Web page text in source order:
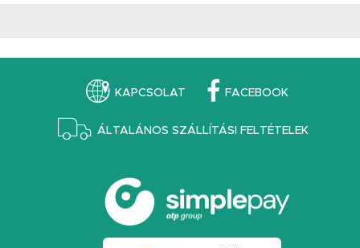
KAPCSOLAT FACEBOOK
ÁLTALÁNOS SZÁLLÍTÁSI FELTÉTELEK